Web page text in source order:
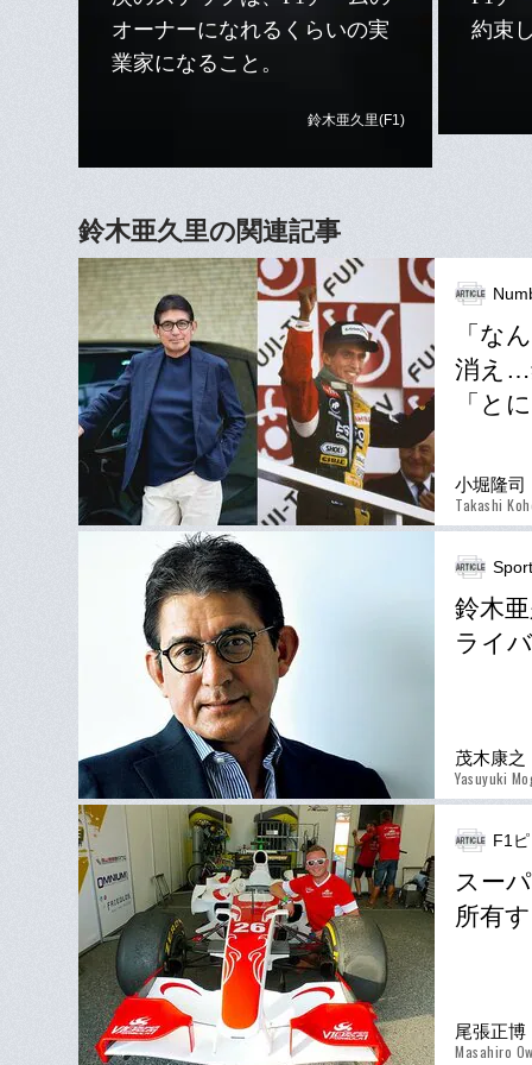
オーナーになれるくらいの実
業家になること。
鈴木亜久里(F1)
約束
鈴木亜久里の関連記事
「な
消え…
「と
小堀隆司
Takashi
鈴木
ライ
茂木康之
Yasuyuki
F1
スー
所有
尾張正博
Masahiro